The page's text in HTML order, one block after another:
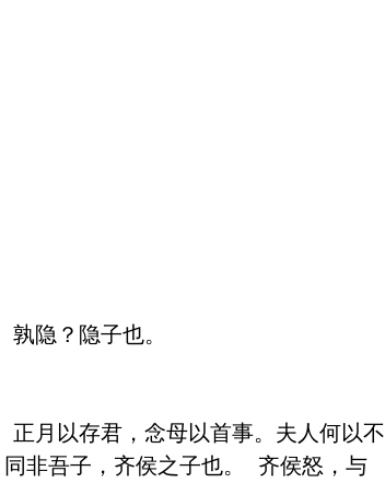
隐？隐子也。
月以存君，念母以首事。夫人何以不
非吾子，齐侯之子也。 齐侯怒，与